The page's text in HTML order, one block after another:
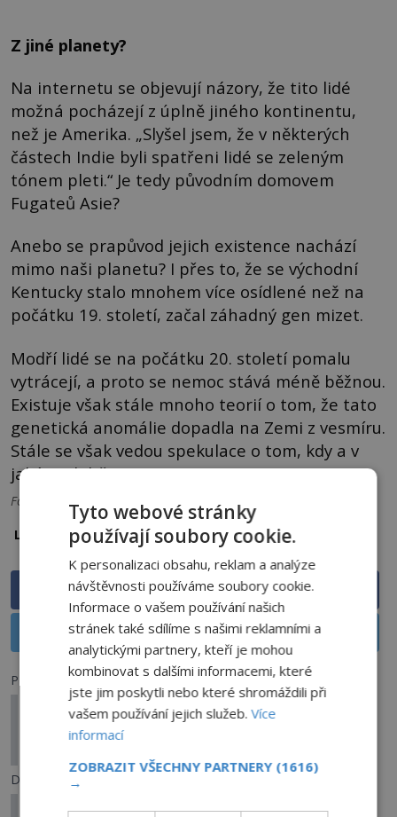
Z jiné planety?
Na internetu se objevují názory, že tito lidé
možná pocházejí z úplně jiného kontinentu,
než je Amerika. „Slyšel jsem, že v některých
částech Indie byli spatřeni lidé se zeleným
tónem pleti.“ Je tedy původním domovem
Fugateů Asie?
Anebo se prapůvod jejich existence nachází
mimo naši planetu? I přes to, že se východní
Kentucky stalo mnohem více osídlené než na
počátku 19. století, začal záhadný gen mizet.
Modří lidé se na počátku 20. století pomalu
vytrácejí, a proto se nemoc stává méně běžnou.
Existuje však stále mnoho teorií o tom, že tato
genetická anomálie dopadla na Zemi z vesmíru.
Stále se však vedou spekulace o tom, kdy a v
jaké podobě.
Foto: Pixabay a CC
Lokalita:
Kentucky
Sdílet na Facebooku
Sdílet na X
Předchozí článek
Tajemství Tisulské princezny: Perfektně
zachovalé pozůstatky v sarkofágu, nebo jen
Další článek
Přízračný vlak ze St. Louis: Jde o ozvěnu dávné
Tyto webové stránky
používají soubory cookie.
K personalizaci obsahu, reklam a analýze
návštěvnosti používáme soubory cookie.
Informace o vašem používání našich
stránek také sdílíme s našimi reklamními a
analytickými partnery, kteří je mohou
kombinovat s dalšími informacemi, které
jste jim poskytli nebo které shromáždili při
vašem používání jejich služeb.Více
informací
ZOBRAZIT VŠECHNY PARTNERY (1616)
→